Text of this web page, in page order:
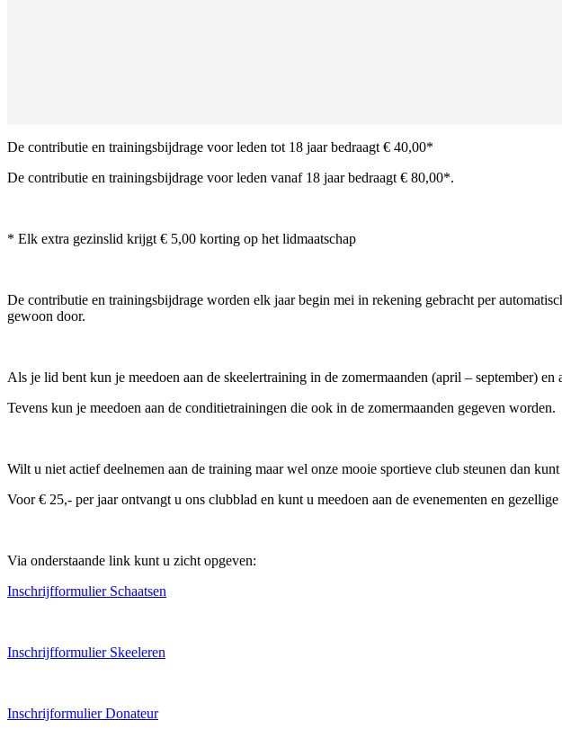
De contributie en trainingsbijdrage voor leden tot 18 jaar bedraagt € 40,00*
De contributie en trainingsbijdrage voor leden vanaf 18 jaar bedraagt € 80,00*.
* Elk extra gezinslid krijgt € 5,00 korting op het lidmaatschap
De contributie en trainingsbijdrage worden elk jaar begin mei in rekening gebracht per
gewoon door.
Als je lid bent kun je meedoen aan de skeelertraining in de zomermaanden (april – september)
Tevens kun je meedoen aan de conditietrainingen die ook in de zomermaanden gegeven worden.
Wilt u niet actief deelnemen aan de training maar wel onze mooie sportieve club steunen dan
Voor € 25,- per jaar ontvangt u ons clubblad en kunt u meedoen aan de evenementen en
Via onderstaande link kunt u zicht opgeven:
Inschrijfformulier Schaatsen
Inschrijfformulier Skeeleren
Inschrijformulier Donateur